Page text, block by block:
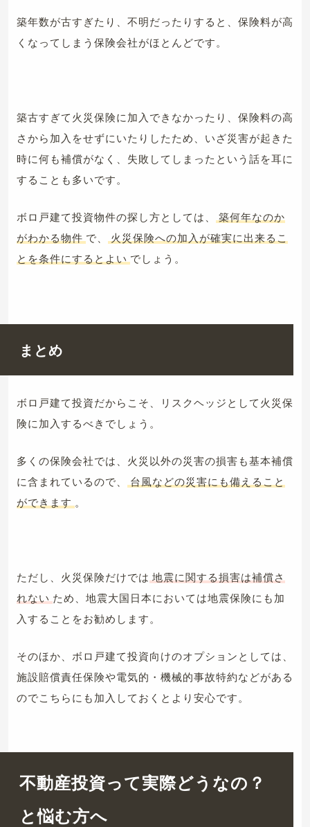
築年数が古すぎたり、不明だったりすると、保険料が高
くなってしまう保険会社がほとんどです。
築古すぎて火災保険に加入できなかったり、保険料の高
さから加入をせずにいたりしたため、いざ災害が起きた
時に何も補償がなく、失敗してしまったという話を耳に
することも多いです。
ボロ戸建て投資物件の探し方としては、
築何年なのか
がわかる物件 で、
火災保険への加入が確実に出来るこ
とを条件にするとよい でしょう。
まとめ
ボロ戸建て投資だからこそ、リスクヘッジとして火災保
険に加入するべきでしょう。
多くの保険会社では、火災以外の災害の損害も基本補償
に含まれているので、
台風などの災害にも備えること
ができます 。
ただし、火災保険だけでは 地震に関する損害は補償さ
れない ため、地震大国日本においては地震保険にも加
入することをお勧めします。
そのほか、ボロ戸建て投資向けのオプションとしては、
施設賠償責任保険や電気的・機械的事故特約などがある
のでこちらにも加入しておくとより安心です。
不動産投資って実際どうなの？
と悩む方へ